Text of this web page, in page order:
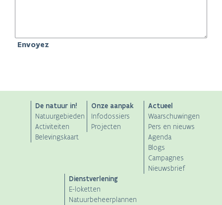
ANB
Main
navigation
De natuur in!
Natuurgebieden
Activiteiten
Belevingskaart
Onze aanpak
Infodossiers
Projecten
Actueel
Waarschuwingen
Pers en nieuws
Agenda
Blogs
Campagnes
Nieuwsbrief
Dienstverlening
E-loketten
Natuurbeheerplannen